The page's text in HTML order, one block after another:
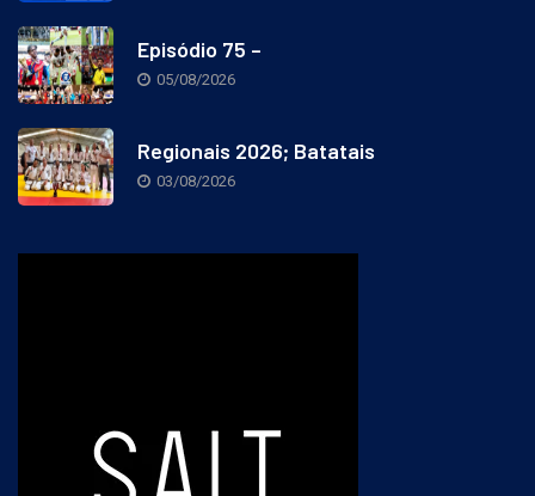
Episódio 75 –
05/08/2026
Regionais 2026; Batatais
03/08/2026